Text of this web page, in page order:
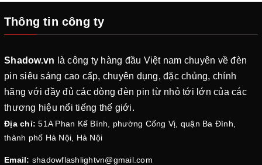
Thông tin công ty
Shadow.vn là công ty hàng đầu Việt nam chuyên về đèn
pin siêu sáng cao cấp, chuyên dụng, đặc chủng, chính
hãng với đầy đủ các dòng đèn pin từ nhỏ tới lớn của các
thương hiệu nổi tiếng thế giới.
Địa chỉ: 51A Phan Kế Bính, phường Cống Vị, quận Ba Đình,
thành phố Hà Nội, Hà Nội
Email: shadowflashlightvn@gmail.com